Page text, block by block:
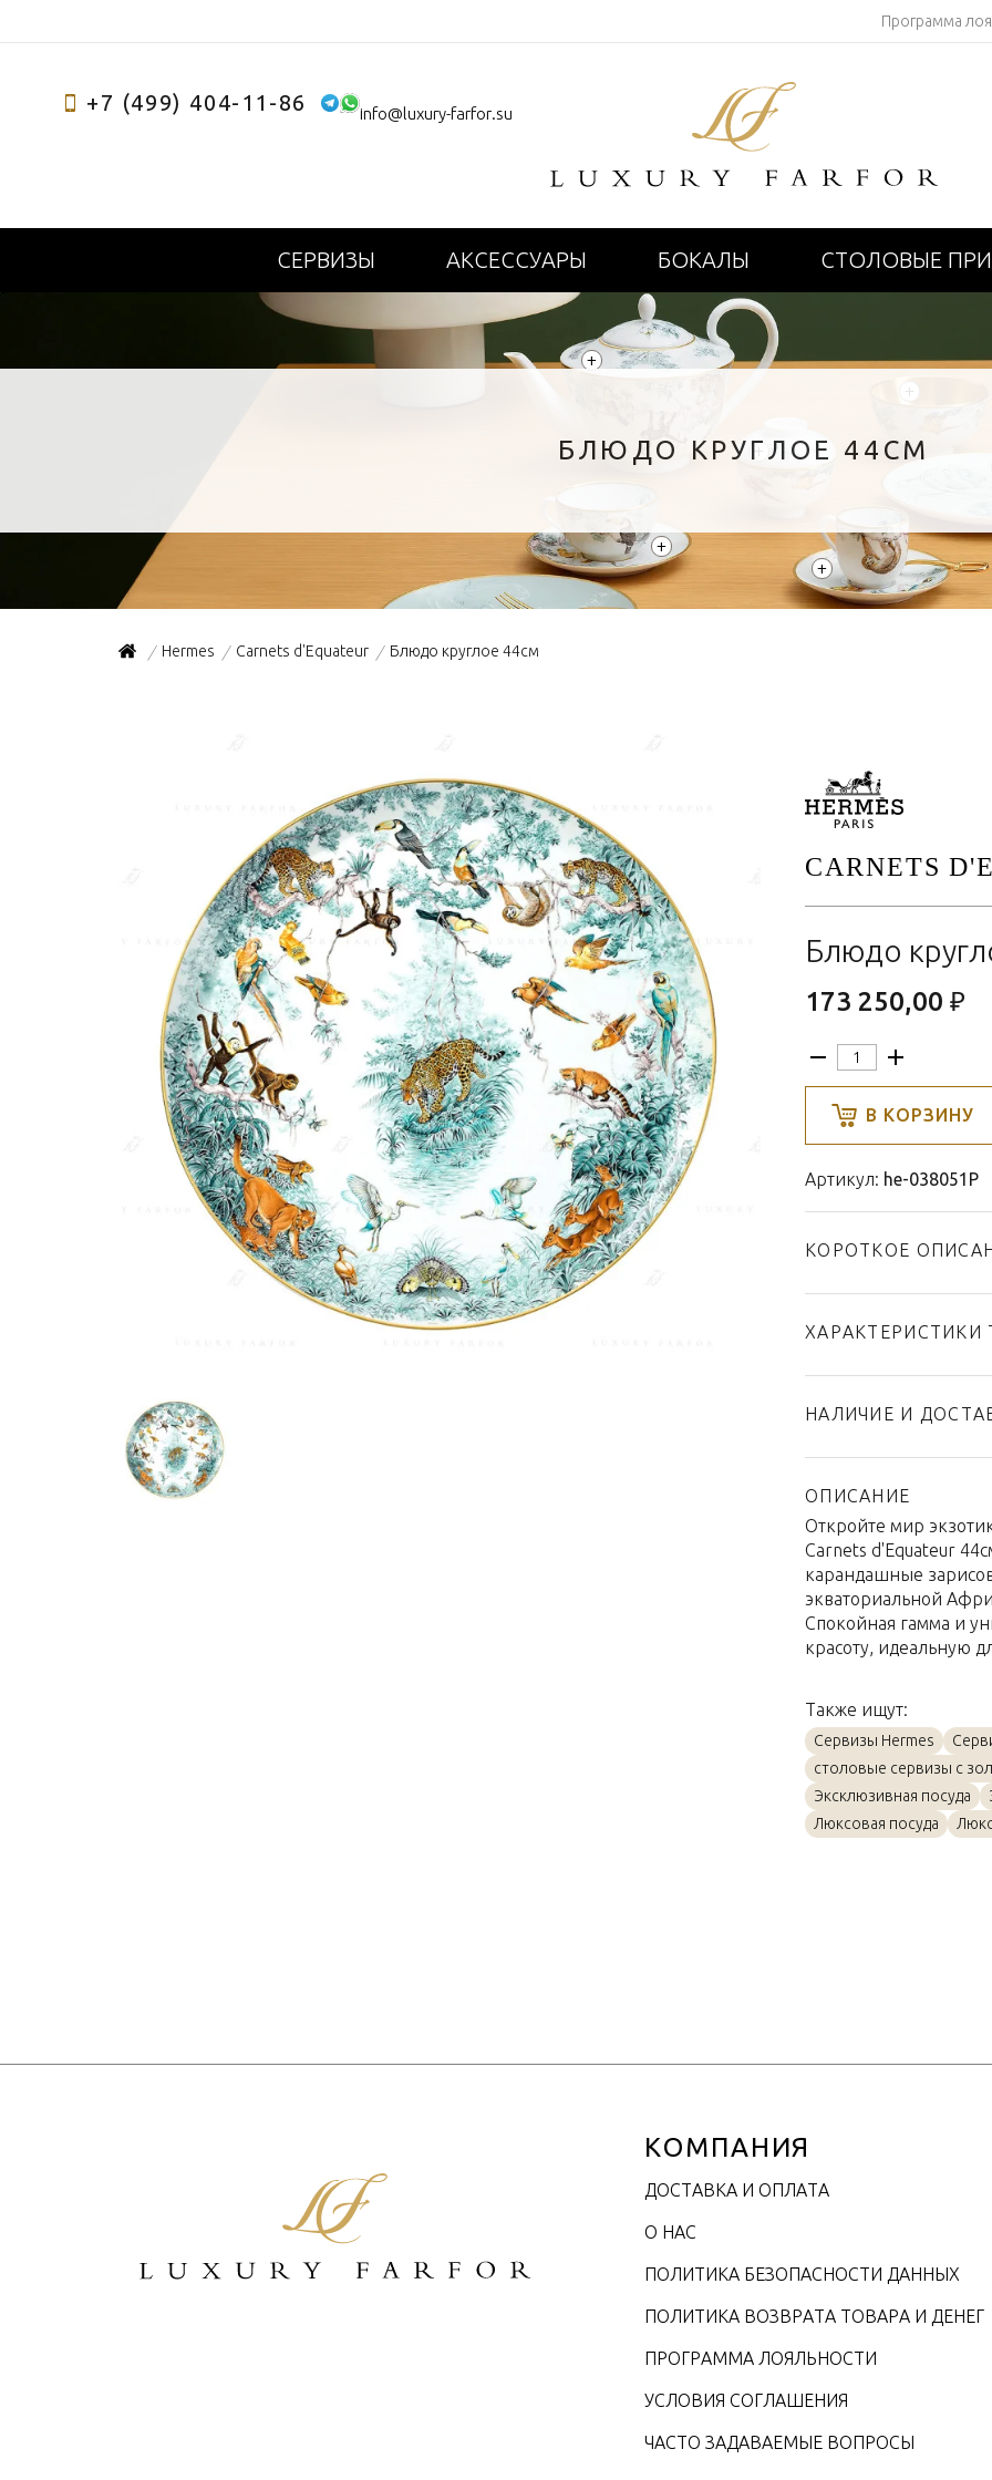
Программа
+7 (499) 404-11-86 info@luxury-farfor.su
СЕРВИЗЫ АКСЕССУАРЫ БОКАЛЫ СТОЛОВЫЕ
+
+
+
+
+
БЛЮДО КРУГЛОЕ 44СМ
/ Hermes / Carnets d'Equateur / Блюдо круглое 44см
CARNETS
Блюдо
173 250,00 ₽
В КОРЗИНУ
Артикул: he-038051P
КОРОТКОЕ
ХАРАКТЕРИСТИКИ
Коллекция
Страна
Материал
Объем / Размер
НАЛИЧИЕ И
ОПИСАНИЕ
Откройте мир
Carnets d'Equateur
карандашные
экваториальной
Спокойная гамма и
красоту, идеальную
Также ищут:
Сервизы Hermes
столовые сервизы с
Эксклюзивная посуда
Люксовая посуда
КОМПАНИЯ
ДОСТАВКА И ОПЛАТА
О НАС
ПОЛИТИКА БЕЗОПАСНОСТИ ДАННЫХ
ПОЛИТИКА ВОЗВРАТА ТОВАРА И ДЕНЕГ
ПРОГРАММА ЛОЯЛЬНОСТИ
УСЛОВИЯ СОГЛАШЕНИЯ
ЧАСТО ЗАДАВАЕМЫЕ ВОПРОСЫ